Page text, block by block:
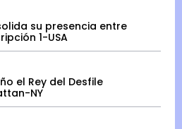
su presencia entre
1-USA
el Rey del Desfile
NY